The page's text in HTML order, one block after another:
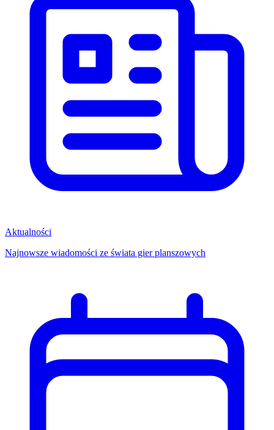
Aktualności
Najnowsze wiadomości ze świata gier planszowych